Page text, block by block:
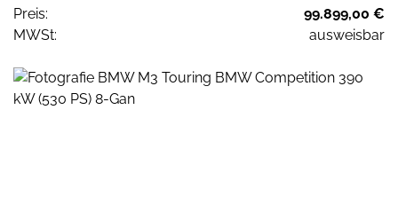
Preis:
99.899,00 €
MWSt:
ausweisbar